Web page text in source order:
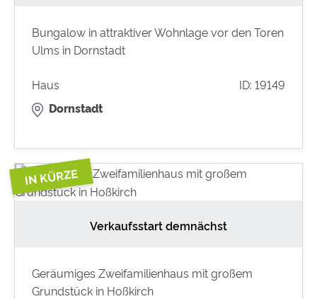
Bungalow in attraktiver Wohnlage vor den Toren
Ulms in Dornstadt
Haus
ID: 19149
Dornstadt
Verkaufsstart demnächst
Geräumiges Zweifamilienhaus mit großem
Grundstück in Hoßkirch